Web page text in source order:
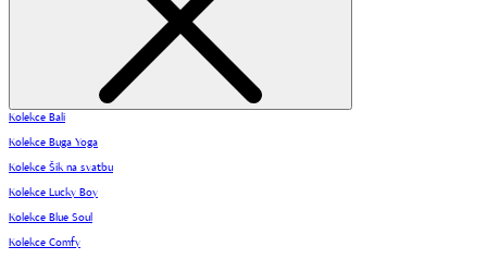
Kolekce Bali
Kolekce Buga Yoga
Kolekce Šik na svatbu
Kolekce Lucky Boy
Kolekce Blue Soul
Kolekce Comfy